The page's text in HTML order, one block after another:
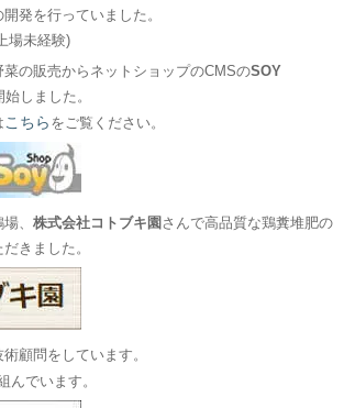
発を行っていました。
場未経験)
の販売からネットショップのCMSのSOY
しました。
こちら をご覧ください。
、 株式会社コトブキ園 さんで高品質な鶏糞堆肥の
きました。
術顧問をしています。
んでいます。